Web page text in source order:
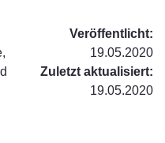
Veröffentlicht:
19.05.2020
Zuletzt aktualisiert:
19.05.2020